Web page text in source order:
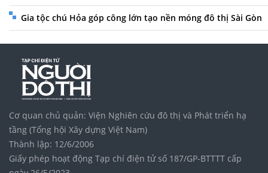
Gia tộc chú Hỏa góp công lớn tạo nền móng đô thị Sài Gòn
Cơ quan chủ quản: Viện Nghiên cứu đô thị và Phát triển hạ
tầng (Tổng hội Xây dựng Việt Nam)
Thành lập: 12/6/2006
Giấy phép hoạt động Tạp chí điện tử số 187/GP-BTTTT cấp